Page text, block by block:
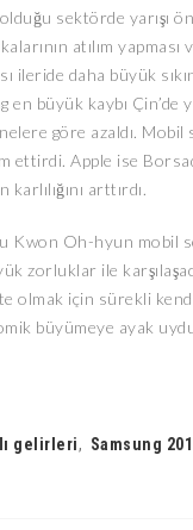
sektörde yarışı
atılım yapması
ileride daha büyük
en büyük kaybı Çin’de
göre azaldı.
ettirdi. Apple ise
arttırdı.
Kwon Oh-hyun mobil
zorluklar ile
olmak için sürekli
büyümeye ayak
gelirleri, Samsung